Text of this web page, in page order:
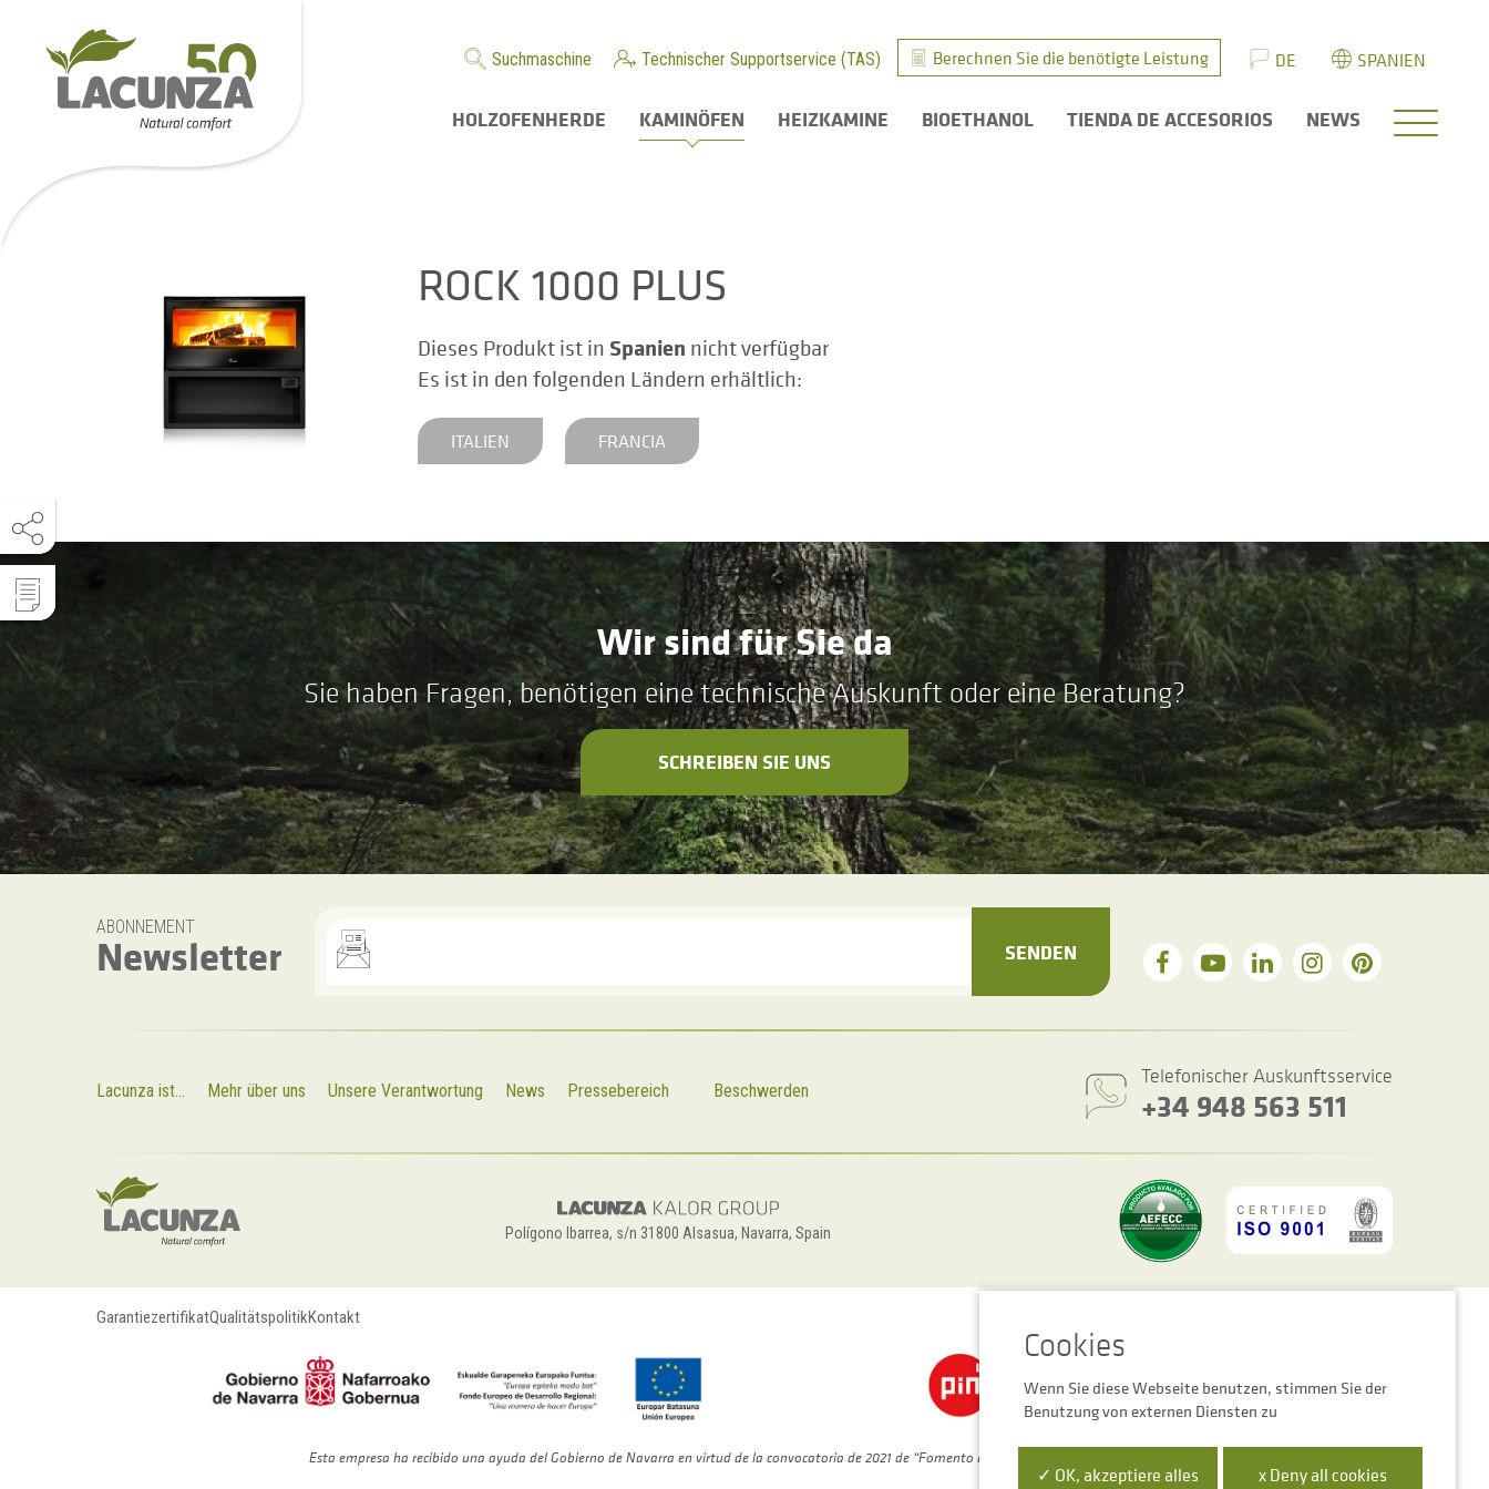
Suchmaschine Technischer Supportservice (TAS) Berechnen Sie die benötigte Leistung DE SPANIEN
HOLZOFENHERDE KAMINÖFEN HEIZKAMINE BIOETHANOL TIENDA DE ACCESORIOS NEWS
ROCK 1000 PLUS
Dieses Produkt ist in Spanien nicht verfügbar
Es ist in den folgenden Ländern erhältlich:
ITALIEN FRANCIA
Wir sind für Sie da
Sie haben Fragen, benötigen eine technische Auskunft oder eine Beratung?
SCHREIBEN SIE UNS
ABONNEMENT
Newsletter SENDEN
Lacunza ist... Mehr über uns Unsere Verantwortung News Pressebereich Beschwerden
Telefonischer Auskunftsservice
+34 948 563 511
Polígono Ibarrea, s/n 31800 Alsasua, Navarra, Spain
GarantiezertifikatQualitätspolitikKontakt
Esta empresa ha recibido una ayuda del Gobierno de Navarra en virtud de la convocatoria de 2021 de “Fomento de la Empresa Digital de Navarra”
Wenn Sie diese Webseite benutzen, stimmen Sie der
Benutzung von externen Diensten zu
✓ OK, akzeptiere alles x Deny all cookies